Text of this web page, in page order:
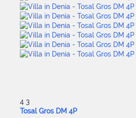
4 3
Tosal Gros DM 4P